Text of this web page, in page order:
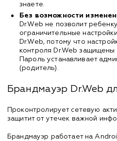
знаете.
Без возможности
Dr.Web не позволит
ограничительные
Dr.Web, потому что
контроля Dr.Web защищены
Пароль устанавливает
(родитель).
Брандмауэр Dr.Web
Проконтролирует сетевую
защитит от утечек важной
Брандмауэр работает на